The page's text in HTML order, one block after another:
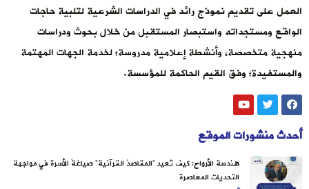
العمل على تقديم نموذج رائد في الدراسات الشرعية لتلبية حاجات
الواقع ومستجداته واستبصار المستقبل من خلال بحوث ودراسات
منهجية متخصصة، وأنشطة إعلامية مدروسة؛ لخدمة الجهات المهتمة
والمستفيدة؛ وفق القيم الحاكمة للمؤسسة.
أحدث منشورات الموقع
هندسة الأرواح: كيف تُعيد “المقاصدُ القرآنية” صياغةَ الأسرة في مواجهة
التحديات المعاصرة